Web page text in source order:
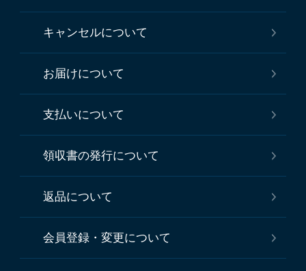
キャンセルについて
お届けについて
支払いについて
領収書の発行について
返品について
会員登録・変更について